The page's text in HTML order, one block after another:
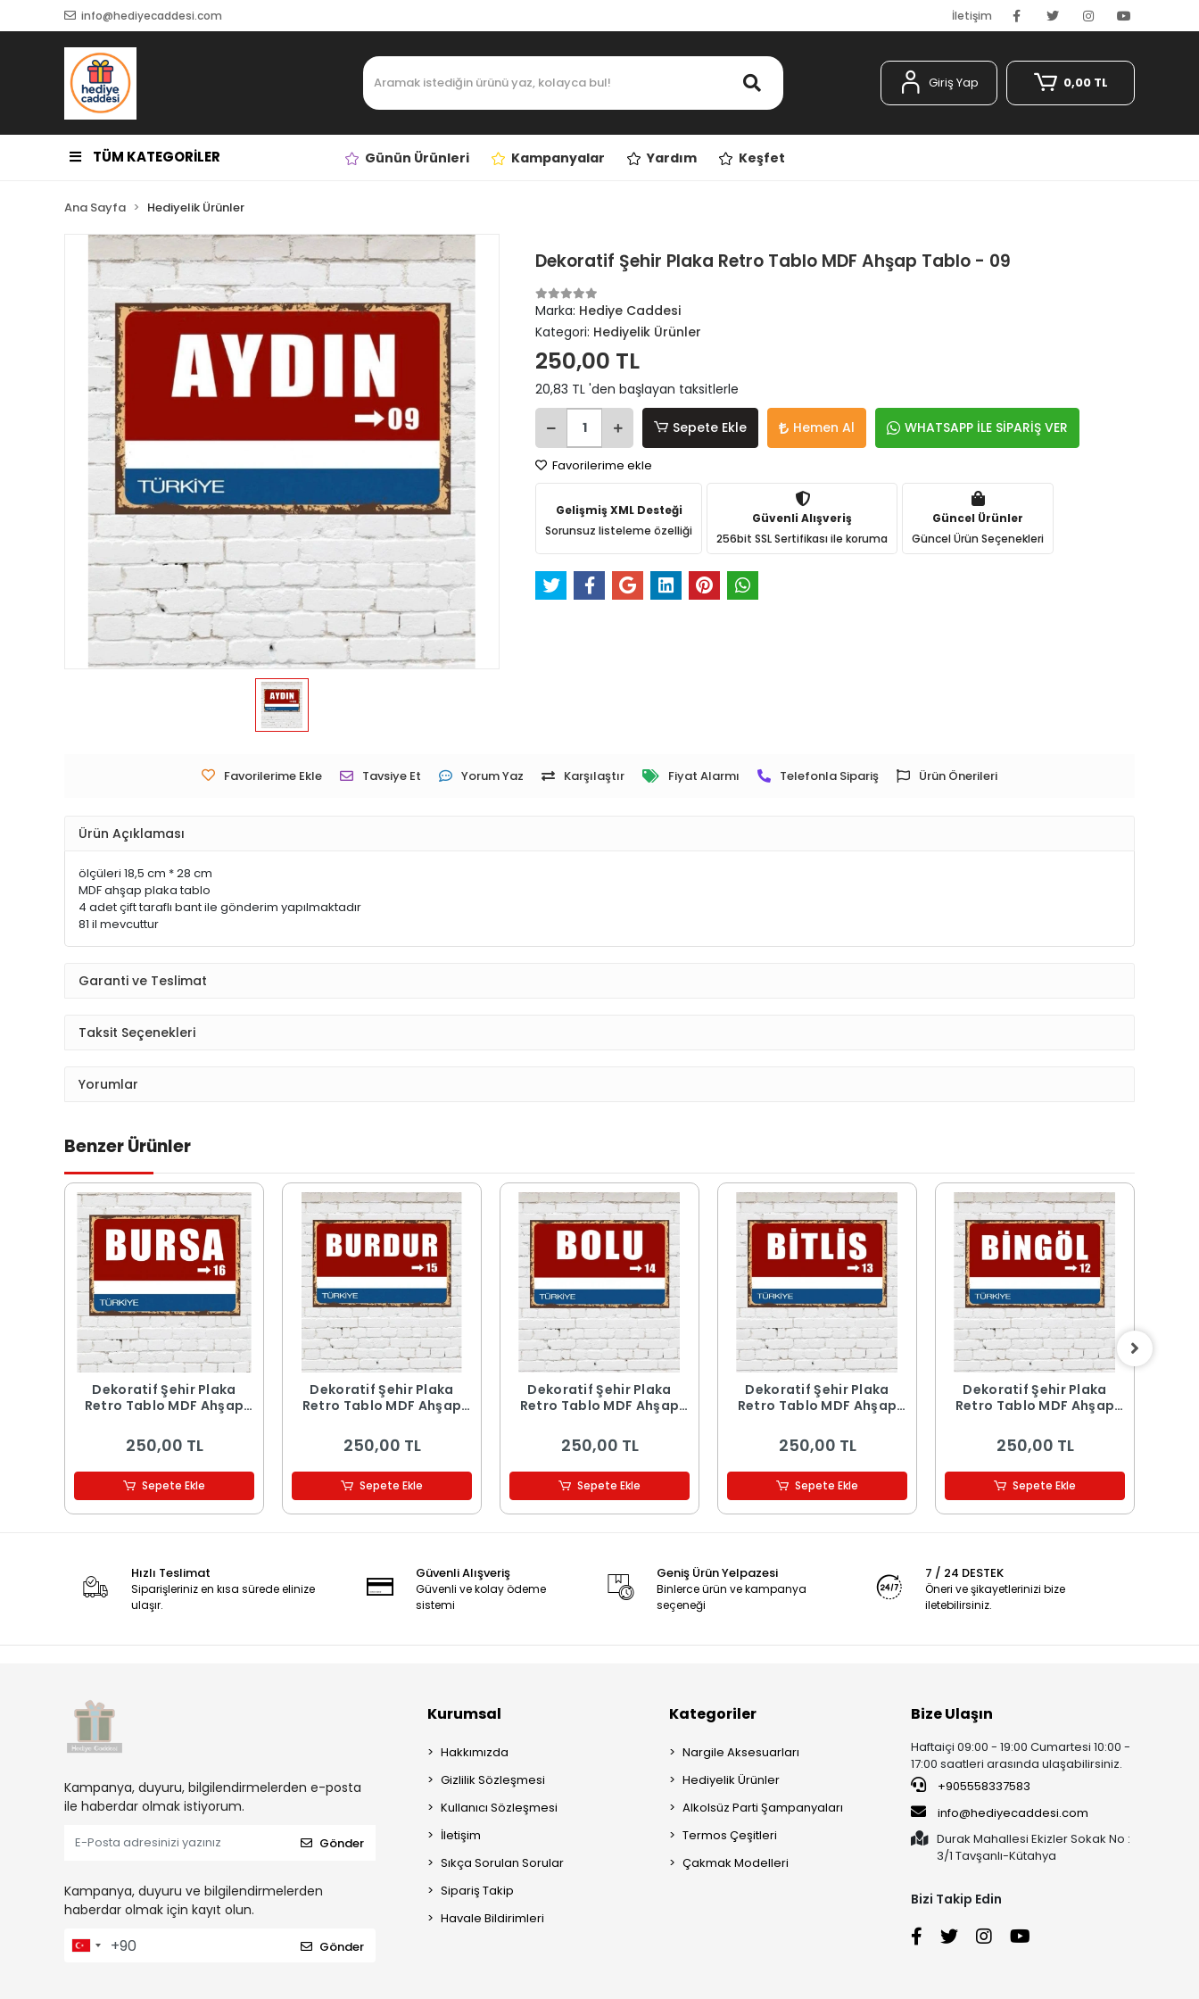
info@hediyecaddesi.com İletişim
Giriş Yap 0,00 TL
TÜM KATEGORİLER Günün Ürünleri Kampanyalar Yardım Keşfet
Ana Sayfa Hediyelik Ürünler
Dekoratif Şehir Plaka Retro Tablo MDF Ahşap Tablo - 09
Marka: Hediye Caddesi
Kategori: Hediyelik Ürünler
250,00 TL
20,83 TL 'den başlayan taksitlerle
Sepete Ekle Hemen Al WHATSAPP İLE SİPARİŞ VER
Favorilerime ekle
Gelişmiş XML Desteği
Sorunsuz listeleme özelliği
Güvenli Alışveriş
256bit SSL Sertifikası ile koruma
Güncel Ürünler
Güncel Ürün Seçenekleri
Favorilerime Ekle Tavsiye Et Yorum Yaz Karşılaştır Fiyat Alarmı Telefonla Sipariş Ürün Önerileri
Ürün Açıklaması
ölçüleri 18,5 cm * 28 cm
MDF ahşap plaka tablo
4 adet çift taraflı bant ile gönderim yapılmaktadır
81 il mevcuttur
Garanti ve Teslimat
Taksit Seçenekleri
Yorumlar
Benzer Ürünler
Dekoratif Şehir Plaka
Retro Tablo MDF Ahşap
250,00 TL
Sepete Ekle
Dekoratif Şehir Plaka
Retro Tablo MDF Ahşap
250,00 TL
Sepete Ekle
Dekoratif Şehir Plaka
Retro Tablo MDF Ahşap
250,00 TL
Sepete Ekle
Dekoratif Şehir Plaka
Retro Tablo MDF Ahşap
250,00 TL
Sepete Ekle
Dekoratif Şehir Plaka
Retro Tablo MDF Ahşap
250,00 TL
Sepete Ekle
Hızlı Teslimat
Siparişleriniz en kısa sürede elinize
ulaşır.
Güvenli Alışveriş
Güvenli ve kolay ödeme
sistemi
Geniş Ürün Yelpazesi
Binlerce ürün ve kampanya
seçeneği
7 / 24 DESTEK
Öneri ve şikayetlerinizi bize
iletebilirsiniz.
Kampanya, duyuru, bilgilendirmelerden e-posta
ile haberdar olmak istiyorum.
Gönder
Kampanya, duyuru ve bilgilendirmelerden
haberdar olmak için kayıt olun.
Gönder
Kurumsal
Hakkımızda
Gizlilik Sözleşmesi
Kullanıcı Sözleşmesi
İletişim
Sıkça Sorulan Sorular
Sipariş Takip
Havale Bildirimleri
Kategoriler
Nargile Aksesuarları
Hediyelik Ürünler
Alkolsüz Parti Şampanyaları
Termos Çeşitleri
Çakmak Modelleri
Bize Ulaşın
Haftaiçi 09:00 - 19:00 Cumartesi 10:00 -
17:00 saatleri arasında ulaşabilirsiniz.
+905558337583
info@hediyecaddesi.com
Durak Mahallesi Ekizler Sokak No :
3/1 Tavşanlı-Kütahya
Bizi Takip Edin